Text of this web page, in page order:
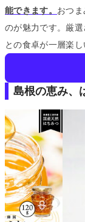
能できます。 おつ
のが魅力です。 厳
との食卓が一層楽
島根の恵み、